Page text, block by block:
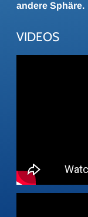
andere Sphäre.
VIDEOS